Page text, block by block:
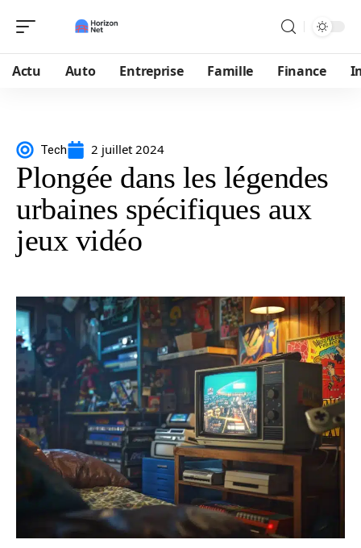
Actu Auto Entreprise Famille Finance
Tech 2 juillet 2024
Plongée dans les légendes
urbaines spécifiques aux
jeux vidéo